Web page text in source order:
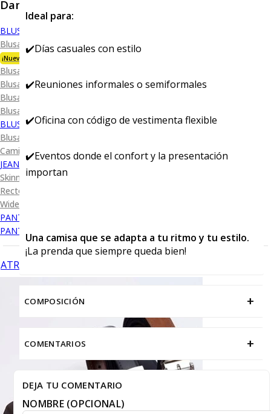
Dama
BLUSA
Blusa Premium Bambú
¡Nueva Colección!
Blusa Performance
Blusa Piqué
Blusa Oxford
Blusa de Vestir
BLUSA SPORT
Blusa Sport Lisa
Camiseta Lisa
JEANS
Skinny Levanta Pompis
Recto Levanta Pompis
Wide Leg
PANTALÓN DE VESTIR
PANTALÓN CASUAL
ATRÁS
Ideal para:
✔️Días casuales con estilo
✔️Reuniones informales o semiformales
✔️Oficina con código de vestimenta flexible
✔️Eventos donde el confort y la presentación
importan
Una camisa que se adapta a tu ritmo y tu estilo.
¡La prenda que siempre queda bien!
COMPOSICIÓN +
COMENTARIOS +
DEJA TU COMENTARIO
NOMBRE (OPCIONAL)